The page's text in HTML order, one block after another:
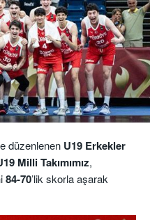
düzenlenen U19 Erkekler
Milli Takımımız,
84-70’lik skorla aşarak